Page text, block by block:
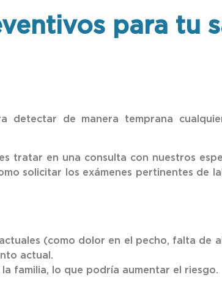
para tu
detectar de manera temprana
tratar en una consulta con nuestros
solicitar los exámenes pertinentes de
(como dolor en el pecho, falta de
actual.
familia, lo que podría aumentar el riesgo.